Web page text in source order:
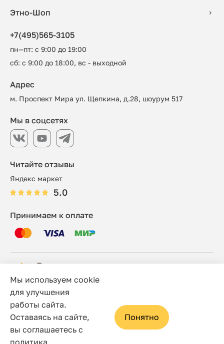
Этно-Шоп
+7(495)565-3105
пн—пт: с 9:00 до 19:00
сб: с 9:00 до 18:00, вс - выходной
Читайте отзывы
Яндекс маркет
5.0
Адрес
м. Проспект Мира ул. Щепкина, д.28, шоурум 517
Принимаем к оплате
Мы в соцсетях
© 2006 - 2026 Этно-шоп, Интернет-магазин
Политика конфиденциальности
Сайт носит исключительно информационный характер, и
ни при каких условиях не является публичной офертой,
Мы используем cookie
для улучшения
работы сайта.
Оставаясь на сайте,
вы соглашаетесь с
политика
Понятно